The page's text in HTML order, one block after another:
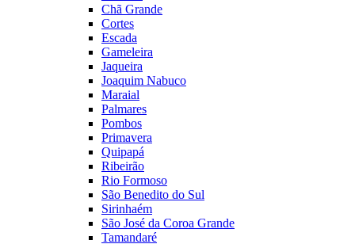
Chã Grande
Cortes
Escada
Gameleira
Jaqueira
Joaquim Nabuco
Maraial
Palmares
Pombos
Primavera
Quipapá
Ribeirão
Rio Formoso
São Benedito do Sul
Sirinhaém
São José da Coroa Grande
Tamandaré